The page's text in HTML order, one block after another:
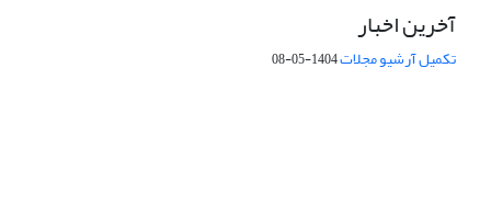
آخرین اخبار
تکمیل آرشیو مجلات1404-05-08